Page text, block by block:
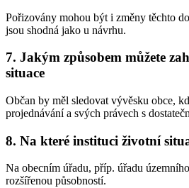
Pořizovány mohou být i změny těchto
jsou shodná jako u návrhu.
7. Jakým způsobem můžete
situace
Občan by měl sledovat vývěsku obce,
projednávání a svých právech s
8. Na které instituci životní
Na obecním úřadu, příp. úřadu
rozšířenou působností.